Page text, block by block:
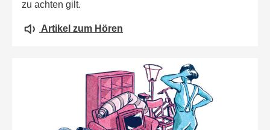
zu achten gilt.
Artikel zum Hören